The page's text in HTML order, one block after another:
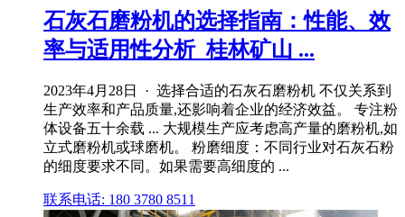
石灰石磨粉机的选择指南：性能、效
率与适用性分析_桂林矿山 ...
2023年4月28日 · 选择合适的石灰石磨粉机 不仅关系到
生产效率和产品质量,还影响着企业的经济效益。 专注粉
体设备五十余载 ... 大规模生产应考虑高产量的磨粉机,如
立式磨粉机或球磨机。 粉磨细度：不同行业对石灰石粉
的细度要求不同。如果需要高细度的 ...
联系电话: 180 3780 8511